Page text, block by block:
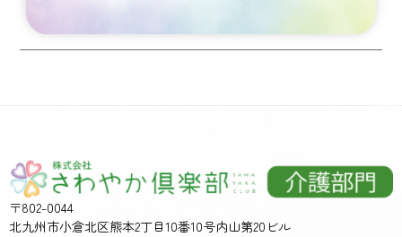
〒802-0044
北九州市小倉北区熊本2丁目10番10号内山第20ビル